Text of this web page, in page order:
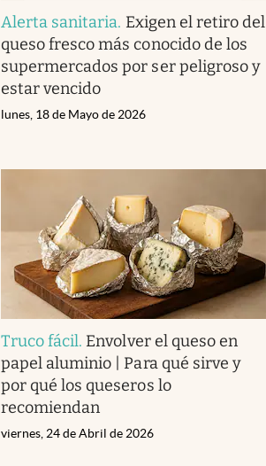
Alerta sanitaria. Exigen el retiro del
queso fresco más conocido de los
supermercados por ser peligroso y
estar vencido
lunes, 18 de Mayo de 2026
Truco fácil. Envolver el queso en
papel aluminio | Para qué sirve y
por qué los queseros lo
recomiendan
viernes, 24 de Abril de 2026